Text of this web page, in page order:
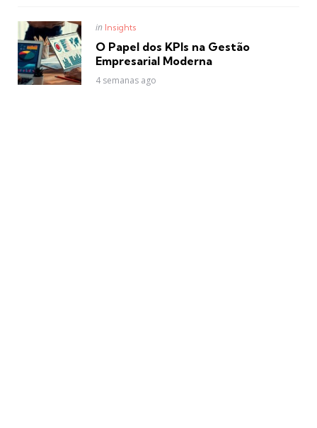
Posted
in Insights
O Papel dos KPIs na Gestão
Empresarial Moderna
4 semanas ago